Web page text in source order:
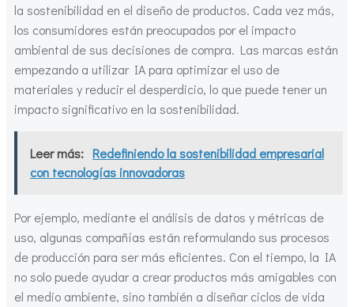
la sostenibilidad en el diseño de productos. Cada vez más,
los consumidores están preocupados por el impacto
ambiental de sus decisiones de compra. Las marcas están
empezando a utilizar IA para optimizar el uso de
materiales y reducir el desperdicio, lo que puede tener un
impacto significativo en la sostenibilidad.
Leer más: Redefiniendo la sostenibilidad empresarial
con tecnologías innovadoras
Por ejemplo, mediante el análisis de datos y métricas de
uso, algunas compañías están reformulando sus procesos
de producción para ser más eficientes. Con el tiempo, la IA
no solo puede ayudar a crear productos más amigables con
el medio ambiente, sino también a diseñar ciclos de vida